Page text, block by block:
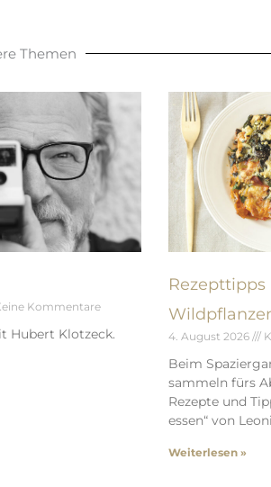
Themen
Kommentare
Hubert Klotzeck. 4. August 2026
Beim
sammeln fürs
Rezepte und
essen“ von
Weiterlesen »